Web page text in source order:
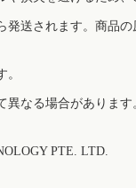
送されます。商品
なる場合がありま
PTE. LTD.